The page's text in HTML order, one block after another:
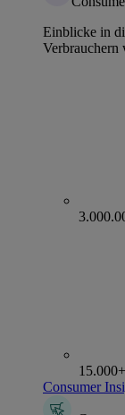
Einblicke in
Verbrauchern
Consumer